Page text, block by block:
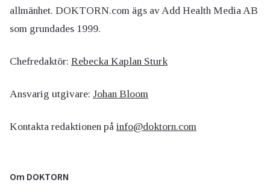
allmänhet. DOKTORN.com ägs av Add Health Media AB
som grundades 1999.
Chefredaktör: Rebecka Kaplan Sturk
Ansvarig utgivare: Johan Bloom
Kontakta redaktionen på info@doktorn.com
Om DOKTORN